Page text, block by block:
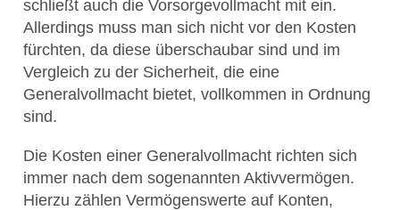
schließt auch die Vorsorgevollmacht mit ein.
Allerdings muss man sich nicht vor den Kosten
fürchten, da diese überschaubar sind und im
Vergleich zu der Sicherheit, die eine
Generalvollmacht bietet, vollkommen in Ordnung
sind.
Die Kosten einer Generalvollmacht richten sich
immer nach dem sogenannten Aktivvermögen.
Hierzu zählen Vermögenswerte auf Konten,